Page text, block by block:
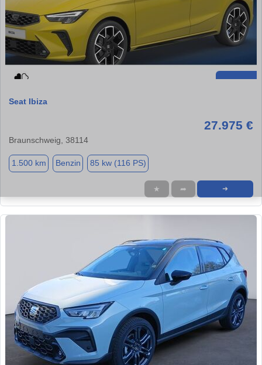
Seat Ibiza
27.975 €
Braunschweig, 38114
1.500 km Benzin 85 kw (116 PS)
★ ➦ ➜